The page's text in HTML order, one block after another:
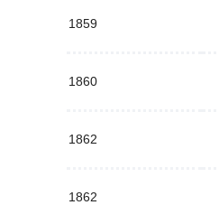
1859
1860
1862
1862